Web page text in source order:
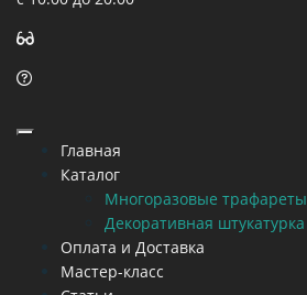
Главная
Каталог
Многоразовые трафареты
Декоративная штукатурка
Оплата и Доставка
Мастер-класс